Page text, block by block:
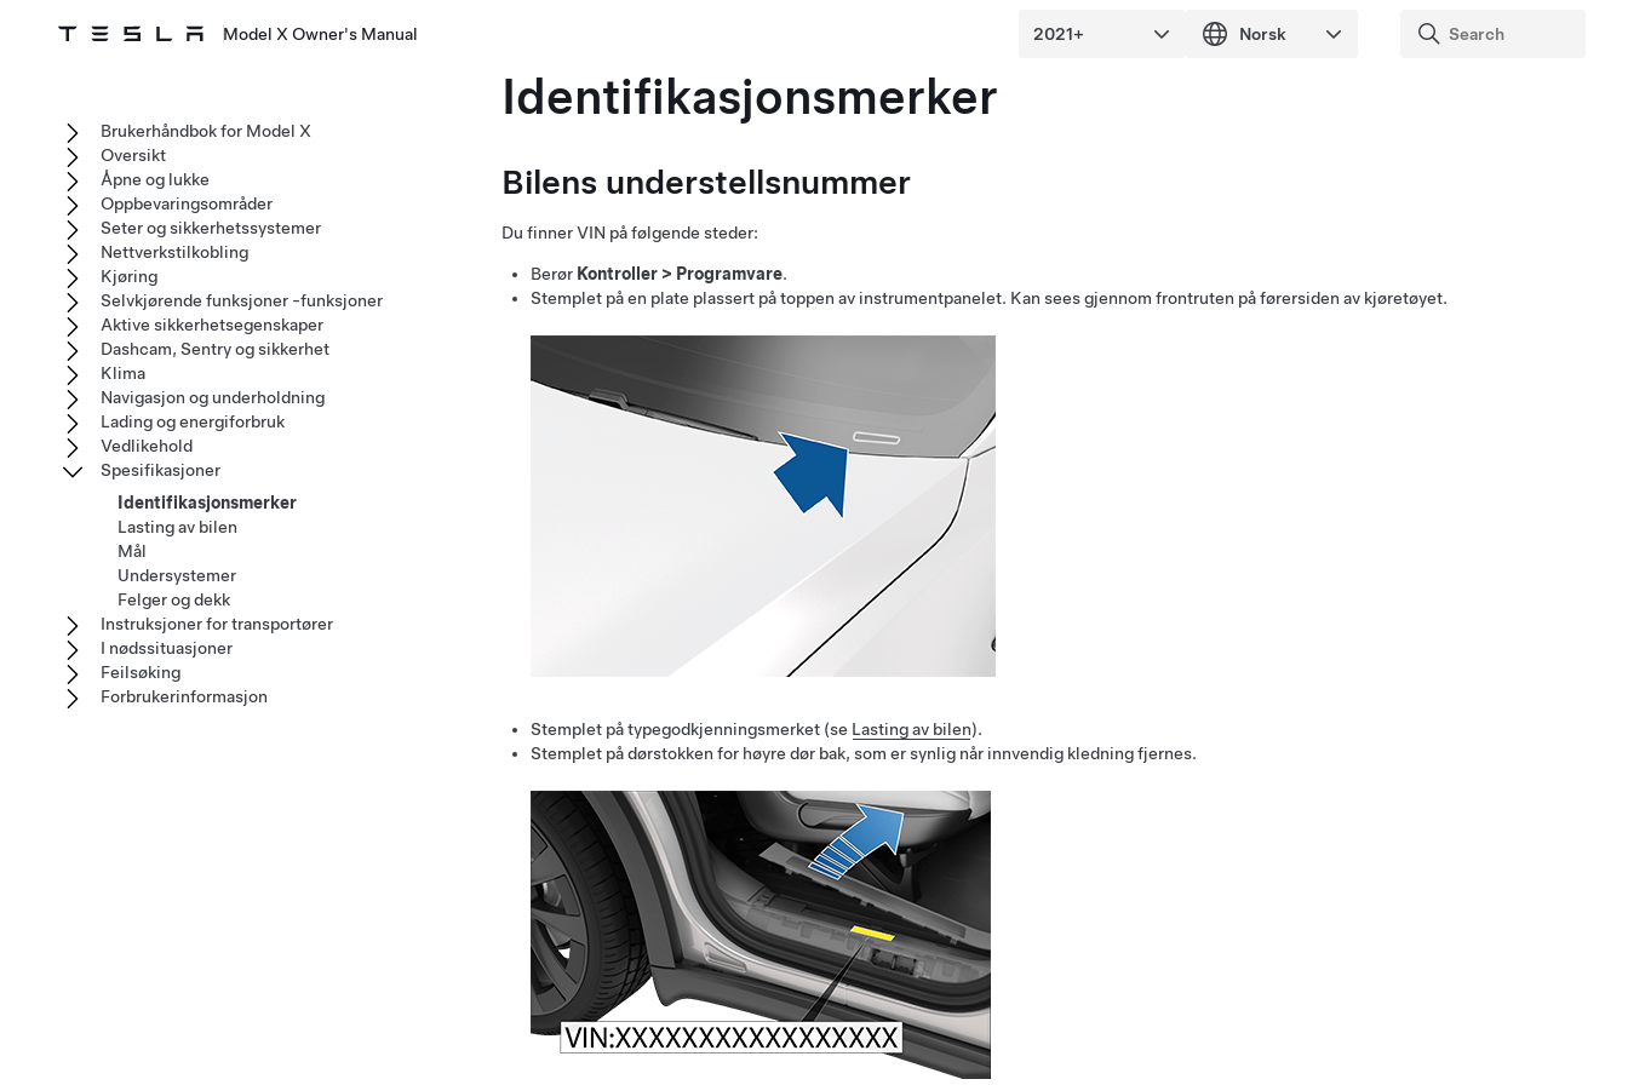
Model X Owner's Manual
Identifikasjonsmerker
Bilens understellsnummer
Du finner VIN på følgende steder:
Berør Kontroller > Programvare.
Stemplet på en plate plassert på toppen av instrumentpanelet. Kan sees gjennom frontruten på førersiden av kjøretøyet.
Stemplet på typegodkjenningsmerket (se Lasting av bilen).
Stemplet på dørstokken for høyre dør bak, som er synlig når innvendig kledning fjernes.
Brukerhåndbok for Model X
Oversikt
Åpne og lukke
Oppbevaringsområder
Seter og sikkerhetssystemer
Nettverkstilkobling
Kjøring
Selvkjørende funksjoner -funksjoner
Aktive sikkerhetsegenskaper
Dashcam, Sentry og sikkerhet
Klima
Navigasjon og underholdning
Lading og energiforbruk
Vedlikehold
Spesifikasjoner
Identifikasjonsmerker
Lasting av bilen
Mål
Undersystemer
Felger og dekk
Instruksjoner for transportører
I nødssituasjoner
Feilsøking
Forbrukerinformasjon